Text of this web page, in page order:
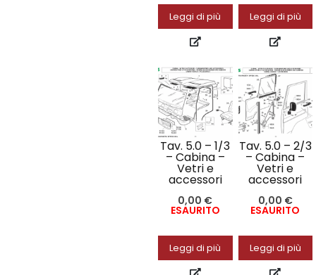
Leggi di più Leggi di più
Tav. 5.0 – 1/3
– Cabina –
Vetri e
accessori
0,00 €
ESAURITO
Leggi di più
Tav. 5.0 – 2/3
– Cabina –
Vetri e
accessori
0,00 €
ESAURITO
Leggi di più